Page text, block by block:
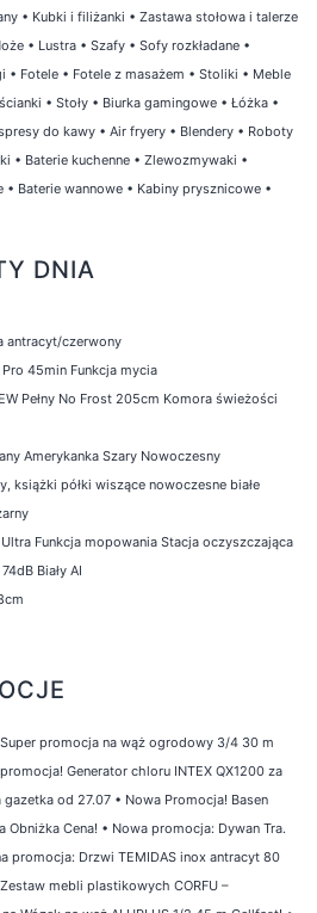
• Kubki i filiżanki • Zastawa stołowa i talerze
• Lustra • Szafy • Sofy rozkładane •
• Fotele • Fotele z masażem • Stoliki • Meble
• Stoły • Biurka gamingowe • Łóżka •
do kawy • Air fryery • Blendery • Roboty
• Baterie kuchenne • Zlewozmywaki •
• Baterie wannowe • Kabiny prysznicowe •
DNIA
antracyt/czerwony
45min Funkcja mycia
Pełny No Frost 205cm Komora świeżości
Amerykanka Szary Nowoczesny
książki półki wiszące nowoczesne białe
Funkcja mopowania Stacja oczyszczająca
Biały AI
Super promocja na wąż ogrodowy 3/4 30 m
Generator chloru INTEX QX1200 za
gazetka od 27.07 • Nowa Promocja! Basen
Obniżka Cena! • Nowa promocja: Dywan Tra.
promocja: Drzwi TEMIDAS inox antracyt 80
mebli plastikowych CORFU –